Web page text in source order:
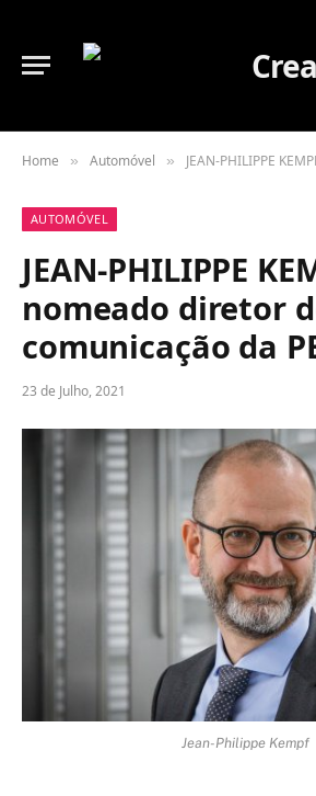
Home » Automóvel » JEAN-PHILIPPE KEMPF
AUTOMÓVEL
JEAN-PHILIPPE
nomeado diretor
comunicação da
23 de Julho, 2021
Jean-Philippe Kempf